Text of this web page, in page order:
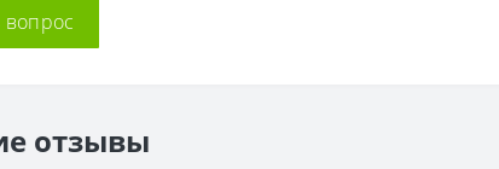
вопрос
отзывы